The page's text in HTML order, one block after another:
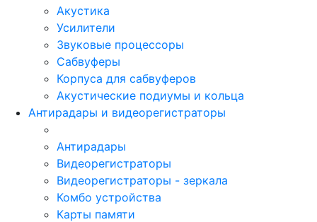
Акустика
Усилители
Звуковые процессоры
Сабвуферы
Корпуса для сабвуферов
Акустические подиумы и кольца
Антирадары и видеорегистраторы
Антирадары
Видеорегистраторы
Видеорегистраторы - зеркала
Комбо устройства
Карты памяти